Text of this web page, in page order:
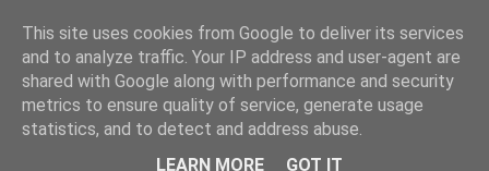
This site uses cookies from Google to deliver its services
and to analyze traffic. Your IP address and user-agent are
shared with Google along with performance and security
metrics to ensure quality of service, generate usage
statistics, and to detect and address abuse.
LEARN MORE
GOT IT